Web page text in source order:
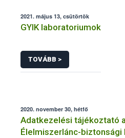
2021. május 13, csütörtök
GYIK laboratoriumok
TOVÁBB >
2020. november 30, hétfő
Adatkezelési tájékoztató
Élelmiszerlánc-biztonsági